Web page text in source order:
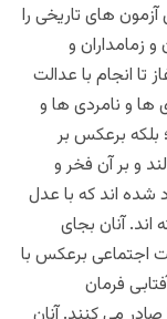
های تاریخی را
زمامداران و
تا انجام با عدالت
ها و نامردی ها و
برعکس بر
و بر آن فخر و
شده اند که با عدل
اند. آنان بجای
اجتماعی برعکس با
فرمان